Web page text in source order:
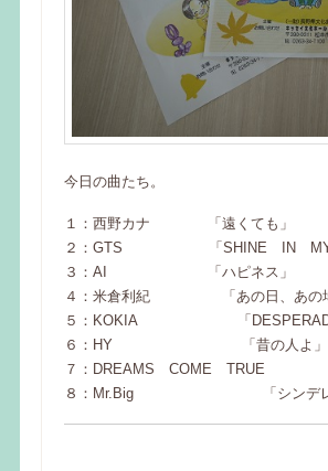
今日の曲たち。
１：西野カナ 「遠くても」
２：GTS 「SHINE IN MY
３：AI 「ハピネス」
４：米倉利紀 「あの日、あの場
５：KOKIA 「
６：HY 「昔の人よ」
７：DREAMS COME TRUE 「さ
８：Mr.Big 「シンデレラ・